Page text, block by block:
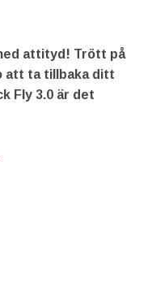
attityd! Trött på
att ta tillbaka ditt
Fly 3.0 är det